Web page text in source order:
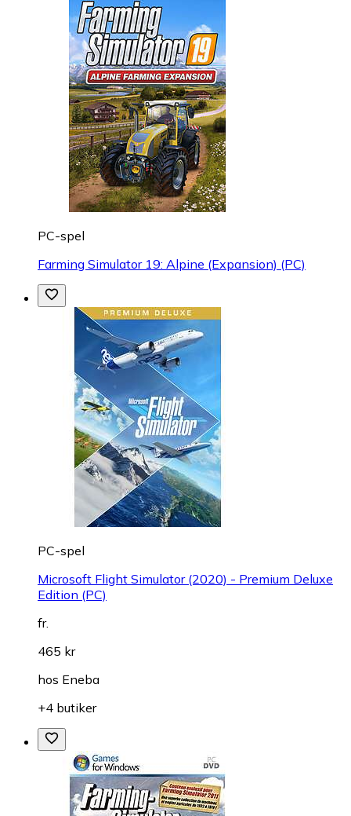
PC-spel
Farming Simulator 19: Alpine (Expansion) (PC)
PC-spel
Microsoft Flight Simulator (2020) - Premium Deluxe
Edition (PC)
fr.
465 kr
hos Eneba
+4 butiker